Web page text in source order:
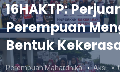
16HAKTP:
Perempuan
Bentuk
Perempuan Mahardhika Aksi